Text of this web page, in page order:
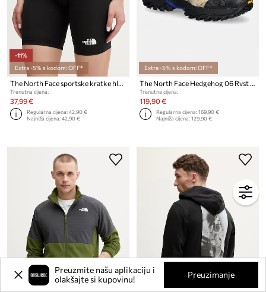
-11%
Extra -5% s kodom: OFF*
The North Face sportske kratke hlače za žene Flex
Trenutna cijena:
37,99 €
Regularna cijena:42,90 €
Najniža cijena:42,90 €
Extra -5% s kodom: OFF*
The North Face Hedgehog 06 Rvst tenisice za žene
Trenutna cijena:
119,90 €
Regularna cijena:169,90 €
Najniža cijena:129,90 €
Preuzmite našu aplikaciju i
olakšajte si kupovinu!
Preuzimanje